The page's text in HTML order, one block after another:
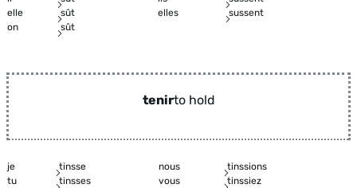
elle
sût elles
sussent
on
sût
tenirto hold
je tinsse nous
tinssions
tu
tinsses vous
tinssiez